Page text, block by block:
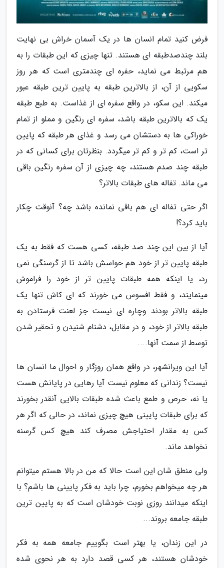
فرض کنید تمام انسان ها در یک آسمان خراش بی نهایت
بلند چندصدطبقه ای هستند. تنها چیزی که این طبقات را به
هم مرتبط می نماید، حفره ای چندمتری است که هر روز
سکویی از آن، از بالاترین طبقه به پایین ترین طبقه عبور
میکند. این سکو، در واقع سفره ای از غذاست. به طبع طبقه
یک که بالاترین طبقه باشد، سفره ای رنگین و مملو از تمام
خوراکی ها به دستشان می رسد و غذای هر طبقه که پایین
تر است، کم تر و کم تر میگردد. بنظرتان برای کسانی که در
طبقه چند صدم هستند، چه چیزی از آن سفره رنگین باقی
می ماند. تفاله های طبقات بالاتر؟
اگر حتی تفاله ای هم باقی نمانده باشد چه؟ آنوقت چکار
باید کرد؟!
آیا از بین این چند صد طبقه، کسی هست که فقط به یک
طبقه پایین تر از خود هم حواسش باشد تا از گرسنگی نمی
رد، یا اینکه همه طبقات پایین تر از خود را فراموش
مینمایند، و فقط افسوس می خورند که ای کاش تنها یک
طبقه بالاتر بودند وچاره ای نیست جز لعنت فرستادن به
طبقه بالاتر از خود، و در مقابل، دشنام شنیدن و تحقیر شدن
توسط از سمت آنها....
آیا این ویرانشهر، در واقع همان روزگار و احوال ما انسان ها
نیست؟ زندانی که معلوم نیست آیا رهایی در پایانش هست
یا نه، حرص و طمع باعث شده طبقات بالایی آنقدر بخورند
که برای طبقات پایینی هیچ چیزی نماند، در حالی که اگر هر
کس به مقدار احتیاجش مصرف کند هیچ کس گرسنه
نخواهد ماند.
ولی منطق شان این است حالا که من در بالا هستم میتوانم
هر چه میخواهم بخورم، چرا باید به فکر پایینی ها باشم؟ با
اینکه میدانند روزی نوبت خودشان است که به پایین ترین
طبقه جامعه بروند...
در این زندان، یا بهتر است بگوییم جامعه همه به فکر
خودشان هستند، هر کسی قصد دارد به هر نحوی شده